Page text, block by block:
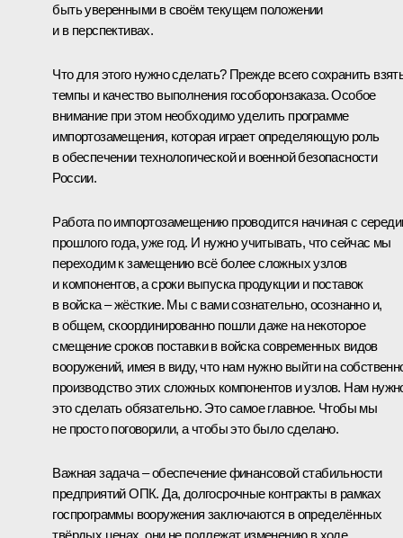
быть уверенными в своём текущем положении
и в перспективах.
Что для этого нужно сделать? Прежде всего сохранить
темпы и качество выполнения гособоронзаказа. Особое
внимание при этом необходимо уделить программе
импортозамещения, которая играет определяющую роль
в обеспечении технологической и военной безопасности
России.
Работа по импортозамещению проводится начиная с
прошлого года, уже год. И нужно учитывать, что сейчас мы
переходим к замещению всё более сложных узлов
и компонентов, а сроки выпуска продукции и поставок
в войска – жёсткие. Мы с вами сознательно, осознанно и,
в общем, скоординированно пошли даже на некоторое
смещение сроков поставки в войска современных видов
вооружений, имея в виду, что нам нужно выйти на
производство этих сложных компонентов и узлов. Нам
это сделать обязательно. Это самое главное. Чтобы мы
не просто поговорили, а чтобы это было сделано.
Важная задача – обеспечение финансовой стабильности
предприятий ОПК. Да, долгосрочные контракты в рамках
госпрограммы вооружения заключаются в определённых
твёрдых ценах, они не подлежат изменению в ходе